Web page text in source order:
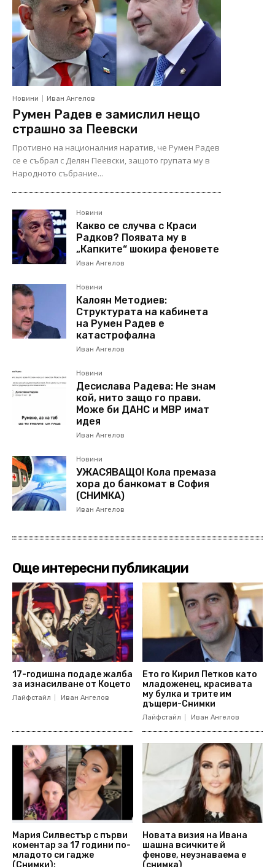
Новини Иван Ангелов
Румен Радев е замислил нещо
страшно за Пеевски
Противно на националния наратив, че Румен Радев
се е събрал с Делян Пеевски, защото групата му в
Народното събрание...
Новини
Какво се случва с Краси
Радков? Появата му в
„Капките“ шокира феновете
Иван Ангелов
Новини
Калоян Методиев:
Структурата на кабинета
на Румен Радев е
катастрофална
Иван Ангелов
Новини
Десислава Радева: Не знам
кой, нито защо го прави.
Може би ДАНС и МВР имат
идея
Иван Ангелов
Новини
УЖАСЯВАЩО! Кола премаза
хора до банкомат в София
(СНИМКА)
Иван Ангелов
Още интересни публикации
17-годишна подаде жалба
за изнасилване от Коцето
Лайфстайл Иван Ангелов
Ето го Кирил Петков като
младоженец, красивата
му булка и трите им
дъщери-Снимки
Лайфстайл Иван Ангелов
Мария Силвестър с първи
коментар за 17 години по-
младото си гадже
(Снимки):
Новата визия на Ивана
шашна всичките й
фенове, неузнаваема е
(снимка)